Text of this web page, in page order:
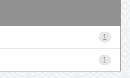
1
1